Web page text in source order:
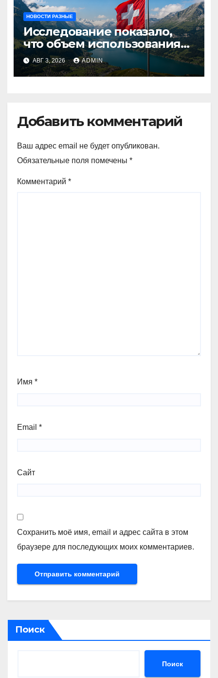
НОВОСТИ РАЗНЫЕ
Исследование показало,
что объем использования
криптовалют в Швейцарии
в два раза превышает
аналогичный показатель в
АВГ 3, 2026 ADMIN
Добавить комментарий
Ваш адрес email не будет опубликован.
Обязательные поля помечены *
Комментарий *
Имя *
Email *
Сайт
Сохранить моё имя, email и адрес сайта в этом
браузере для последующих моих комментариев.
Поиск
Поиск